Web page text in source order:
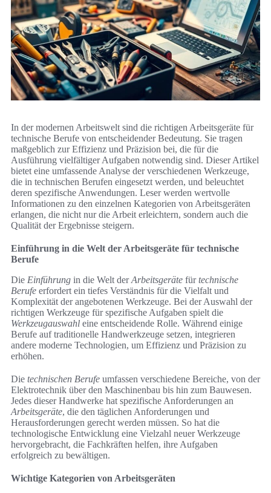
In der modernen Arbeitswelt sind die richtigen Arbeitsgeräte für
technische Berufe von entscheidender Bedeutung. Sie tragen
maßgeblich zur Effizienz und Präzision bei, die für die
Ausführung vielfältiger Aufgaben notwendig sind. Dieser Artikel
bietet eine umfassende Analyse der verschiedenen Werkzeuge,
die in technischen Berufen eingesetzt werden, und beleuchtet
deren spezifische Anwendungen. Leser werden wertvolle
Informationen zu den einzelnen Kategorien von Arbeitsgeräten
erlangen, die nicht nur die Arbeit erleichtern, sondern auch die
Qualität der Ergebnisse steigern.
Einführung in die Welt der Arbeitsgeräte für technische
Berufe
Die Einführung in die Welt derArbeitsgeräte fürtechnische
Berufe erfordert ein tiefes Verständnis für die Vielfalt und
Komplexität der angebotenen Werkzeuge. Bei der Auswahl der
richtigen Werkzeuge für spezifische Aufgaben spielt die
Werkzeugauswahl eine entscheidende Rolle. Während einige
Berufe auf traditionelle Handwerkzeuge setzen, integrieren
andere moderne Technologien, um Effizienz und Präzision zu
erhöhen.
Die technischen Berufe umfassen verschiedene Bereiche, von der
Elektrotechnik über den Maschinenbau bis hin zum Bauwesen.
Jedes dieser Handwerke hat spezifische Anforderungen an
Arbeitsgeräte, die den täglichen Anforderungen und
Herausforderungen gerecht werden müssen. So hat die
technologische Entwicklung eine Vielzahl neuer Werkzeuge
hervorgebracht, die Fachkräften helfen, ihre Aufgaben
erfolgreich zu bewältigen.
Wichtige Kategorien von Arbeitsgeräten